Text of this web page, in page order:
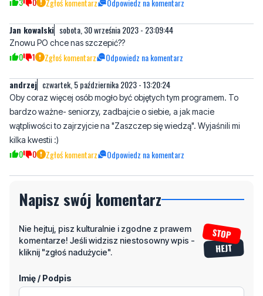
Zgłoś komentarz Odpowiedz na komentarz
Jan kowalski sobota, 30 września 2023 - 23:09:44
Znowu PO chce nas szczepić??
0 1 Zgłoś komentarz Odpowiedz na komentarz
andrzej czwartek, 5 października 2023 - 13:20:24
Oby coraz więcej osób mogło być objętych tym programem. To
bardzo ważne- seniorzy, zadbajcie o siebie, a jak macie
wątpliwości to zajrzyjcie na "Zaszczep się wiedzą". Wyjaśnili mi
kilka kwestii :)
0 0 Zgłoś komentarz Odpowiedz na komentarz
Napisz swój komentarz
Nie hejtuj, pisz kulturalnie i zgodne z prawem
komentarze! Jeśli widzisz niestosowny wpis -
kliknij "zgłoś nadużycie".
Imię / Podpis